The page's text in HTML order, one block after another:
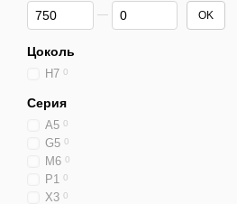
От Цена, грн
До Цена, грн OK
Цоколь
H7 0
Серия
A5 0
G5 0
M6 0
P1 0
Х3 0